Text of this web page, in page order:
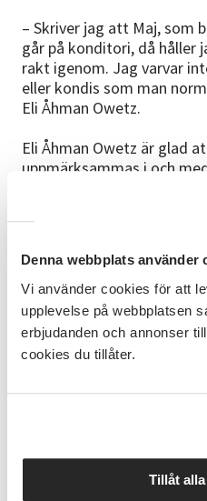
Denna webbplats använder
Vi använder cookies för att
upplevelse på webbplatsen
erbjudanden och annonser
cookies du tillåter.
Tillåt
– Skriver jag att Maj, som
går på konditori, då
rakt igenom. Jag varvar
eller kondis som man
Eli Åhman Owetz.
Eli Åhman Owetz är glad
uppmärksammas i och
kunskap kring att det
till att man har svårigheter
litteratur. Det kan handla
man har en intellektuell
demens eller
Owetz.
Juryns motivering:
"Sköna Maj är en
frisören. Som läsare rörs